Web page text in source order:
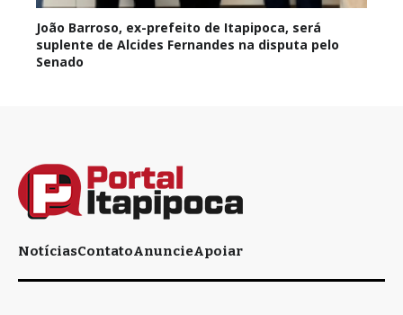
João Barroso, ex-prefeito de Itapipoca, será
suplente de Alcides Fernandes na disputa pelo
Senado
NotíciasContatoAnuncieApoiar